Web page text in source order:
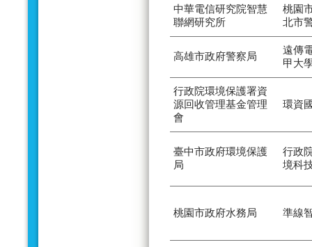
中華電信研究院智慧
聯網研究所
桃園
北市
高雄市政府警察局
遠傳
甲大
行政院環境保護署資
源回收管理基金管理
會
環資
臺中市政府環境保護
局
行政
境科
桃園市政府水務局 準線